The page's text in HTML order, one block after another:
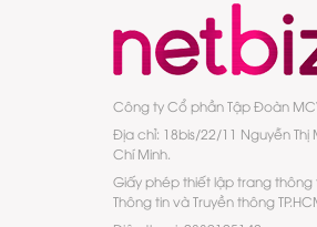
Công ty Cổ phần Tập Đoàn
Địa chỉ: 18bis/22/11 Nguyễn Thị
Chí Minh.
Giấy phép thiết lập trang thông
Thông tin và Truyền thông